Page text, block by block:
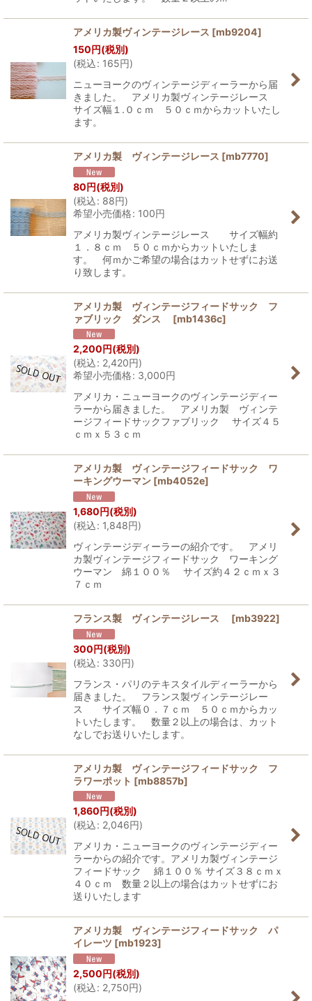
アメリカ製ヴィンテージレース [mb9204]
150円(税別)
(税込: 165円)
ニューヨークのヴィンテージディーラーから届
きました。 アメリカ製ヴィンテージレース
サイズ幅１.０ｃｍ ５０ｃｍからカットいたし
ます。
アメリカ製 ヴィンテージレース [mb7770]
80円(税別)
(税込: 88円)
希望小売価格: 100円
アメリカ製ヴィンテージレース サイズ幅約
１．８ｃｍ ５０ｃｍからカットいたしま
す。 何ｍかご希望の場合はカットせずにお送
り致します。
アメリカ製 ヴィンテージフィードサック フ
ァブリック ダンス
[mb1436c]
2,200円(税別)
(税込: 2,420円)
希望小売価格: 3,000円
アメリカ・ニューヨークのヴィンテージディー
ラーから届きました。 アメリカ製 ヴィンテ
ージフィードサックファブリック サイズ４５
ｃｍｘ５３ｃｍ
アメリカ製 ヴィンテージフィードサック ワ
ーキングウーマン [mb4052e]
1,680円(税別)
(税込: 1,848円)
ヴィンテージディーラーの紹介です。 アメリ
カ製ヴィンテージフィードサック ワーキング
ウーマン 綿１００％ サイズ約４２ｃｍｘ３
７ｃｍ
フランス製 ヴィンテージレース [mb3922]
300円(税別)
(税込: 330円)
フランス・パリのテキスタイルディーラーから
届きました。 フランス製ヴィンテージレー
ス サイズ幅０．７ｃｍ ５０ｃｍからカッ
トいたします。 数量２以上の場合は、カット
なしでお送りいたします。
アメリカ製 ヴィンテージフィードサック フ
ラワーポット [mb8857b]
1,860円(税別)
(税込: 2,046円)
アメリカ・ニューヨークのヴィンテージディー
ラーからの紹介です。アメリカ製ヴィンテージ
フィードサック 綿１００％ サイズ３８ｃｍｘ
４０ｃｍ 数量２以上の場合はカットせずにお
送りいたします
アメリカ製 ヴィンテージフィードサック パ
イレーツ [mb1923]
2,500円(税別)
(税込: 2,750円)